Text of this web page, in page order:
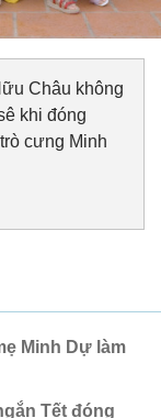
Châu không
khi đóng
cưng Minh
Minh Dự làm
Tết đóng